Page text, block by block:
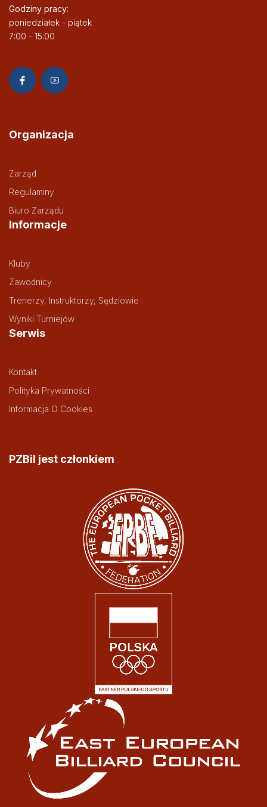
Godziny pracy:
poniedziałek - piątek
7:00 - 15:00
Organizacja
Zarząd
Regulaminy
Biuro Zarządu
Informacje
Kluby
Zawodnicy
Trenerzy, Instruktorzy, Sędziowie
Wyniki Turniejów
Serwis
Kontakt
Polityka Prywatności
Informacja O Cookies
PZBil jest członkiem